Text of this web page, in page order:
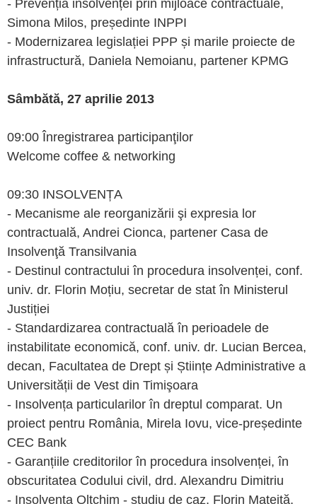
- Prevenția insolvenței prin mijloace contractuale,
Simona Milos, președinte INPPI
- Modernizarea legislației PPP și marile proiecte de
infrastructură, Daniela Nemoianu, partener KPMG
Sâmbătă, 27 aprilie 2013
09:00 Înregistrarea participanţilor
Welcome coffee & networking
09:30 INSOLVENȚA
- Mecanisme ale reorganizării şi expresia lor
contractuală, Andrei Cionca, partener Casa de
Insolvenţă Transilvania
- Destinul contractului în procedura insolvenței, conf.
univ. dr. Florin Moțiu, secretar de stat în Ministerul
Justiției
- Standardizarea contractuală în perioadele de
instabilitate economică, conf. univ. dr. Lucian Bercea,
decan, Facultatea de Drept și Științe Administrative a
Universității de Vest din Timişoara
- Insolvența particularilor în dreptul comparat. Un
proiect pentru România, Mirela Iovu, vice-președinte
CEC Bank
- Garanțiile creditorilor în procedura insolvenței, în
obscuritatea Codului civil, drd. Alexandru Dimitriu
- Insolvența Oltchim - studiu de caz, Florin Mateiță,